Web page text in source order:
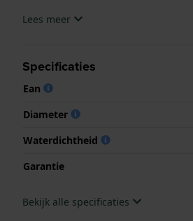
.Lees meer
Specificaties
Ean
Diameter
Waterdichtheid
Garantie
Bekijk alle specificaties